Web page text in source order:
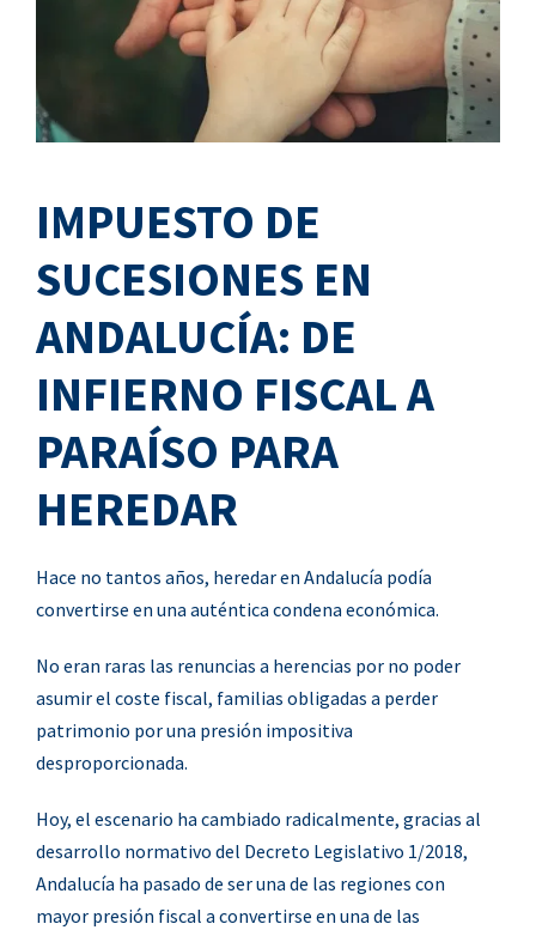
IMPUESTO DE
SUCESIONES EN
ANDALUCÍA: DE
INFIERNO FISCAL A
PARAÍSO PARA
HEREDAR
Hace no tantos años, heredar en Andalucía podía
convertirse en una auténtica condena económica.
No eran raras las renuncias a herencias por no poder
asumir el coste fiscal, familias obligadas a perder
patrimonio por una presión impositiva
desproporcionada.
Hoy, el escenario ha cambiado radicalmente, gracias al
desarrollo normativo del Decreto Legislativo 1/2018,
Andalucía ha pasado de ser una de las regiones con
mayor presión fiscal a convertirse en una de las